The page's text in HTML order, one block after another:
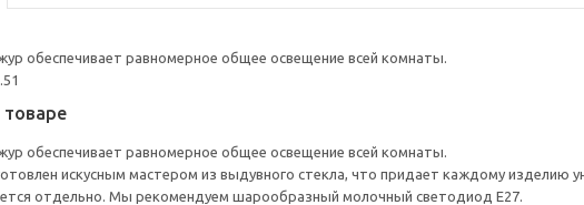
обеспечивает равномерное общее освещение всей комнаты.
обеспечивает равномерное общее освещение всей комнаты.
искусным мастером из выдувного стекла, что придает каждому изделию
отдельно. Мы рекомендуем шарообразный молочный светодиод E27.